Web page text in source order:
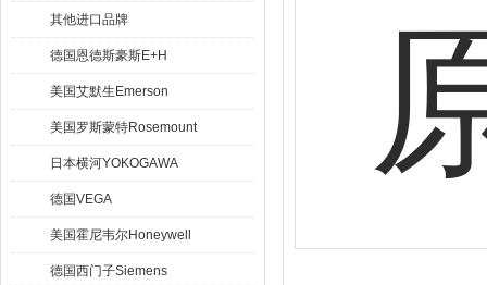
其他进口品牌
德国恩德斯豪斯E+H
美国艾默生Emerson
美国罗斯蒙特Rosemount
日本横河YOKOGAWA
德国VEGA
美国霍尼韦尔Honeywell
德国西门子Siemens